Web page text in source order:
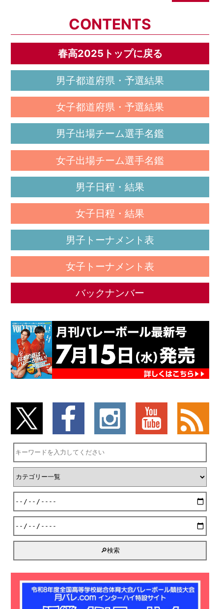
CONTENTS
春高2025トップに戻る
男子都道府県・予選結果
女子都道府県・予選結果
男子出場チーム選手名鑑
女子出場チーム選手名鑑
男子日程・結果
女子日程・結果
男子トーナメント表
女子トーナメント表
バックナンバー